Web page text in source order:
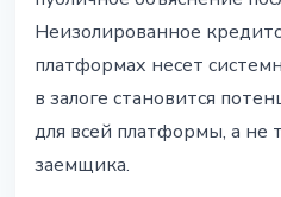
Неизолированное
платформах несет
в залоге становится
для всей платформы, а не
заемщика.